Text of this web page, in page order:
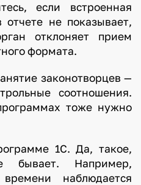
если встроенная
не показывает,
отклоняет прием
формата.
законотворцев —
соотношения.
тоже нужно
1С. Да, такое,
бывает. Например,
наблюдается